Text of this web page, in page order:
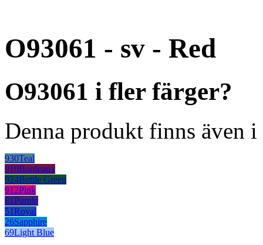
O93061 - sv - Red
O93061 i fler färger?
Denna produkt finns även
930Teal
910Bordeaux
924Bottle Green
912Pink
81Purple
51 Royal
26Sapphire
69Light Blue